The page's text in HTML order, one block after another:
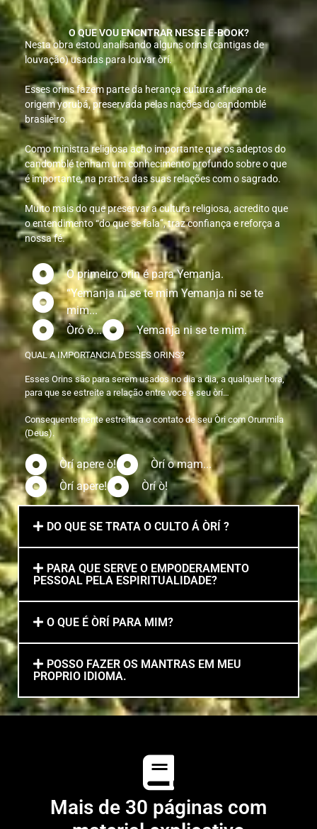
O QUE VOU ENCNTRAR NESSE E-BOOK?
Nesta obra estou analisando alguns orins (cantigas de
louvação) usadas para louvar òrí.
Esses orins fazem parte da herança cultura africana de
origem yorubá, preservada pelas nações do candomblé
brasileiro.
Como ministra religiosa acho importante que os adeptos do
candomblé tenham um conhecimento profundo sobre o que
é importante, na pratica das suas relações com o sagrado.
Muito mais do que preservar a cultura religiosa, acredito que
o entendimento “do que se fala”, traz confiança e reforça a
nossa fé.
O primeiro orin é para Yemanja.
“Yemanja ni se te mim Yemanja ni se te
mim...
Òró ò...
Yemanja ni se te mim.
QUAL A IMPORTANCIA DESSES ORINS?
Esses Orins são para serem usados no dia a dia, a qualquer hora,
para que se estreite a relação entre voce e seu òrí…
Consequentemente estreitara o contato de seu Òri com Orunmila
(Deus).
Òrí apere ò!
Òrí o mam...
Òrí apere!
Òrí ò!
DO QUE SE TRATA O CULTO Á ÒRÍ ?
PARA QUE SERVE O EMPODERAMENTO
PESSOAL PELA ESPIRITUALIDADE?
O QUE É ÒRÍ PARA MIM?
POSSO FAZER OS MANTRAS EM MEU
PROPRIO IDIOMA.
Mais de 30 páginas com